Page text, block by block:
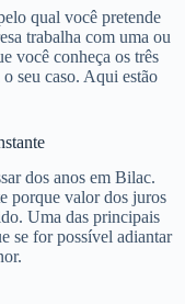
qual você pretende
trabalha com uma ou
você conheça os três
seu caso. Aqui estão
dos anos em Bilac.
porque valor dos juros
Uma das principais
se for possível adiantar